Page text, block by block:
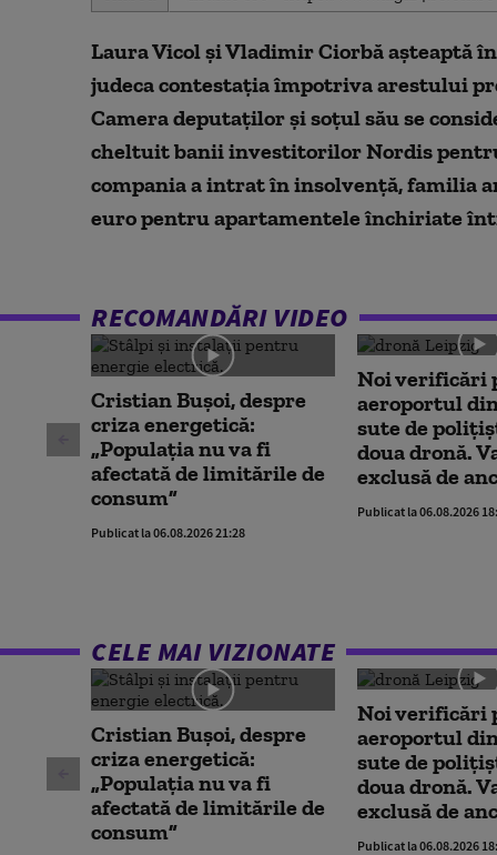
secondsVolume
Laura Vicol și Vladimir Ciorbă așteaptă
judeca contestația împotriva arestului
Camera deputaților și soțul său se
cheltuit banii investitorilor Nordis
compania a intrat în insolvență, familia
euro pentru apartamentele închiriate
RECOMANDĂRI VIDEO
Cristian Bușoi, despre
criza energetică:
„Populația nu va fi
afectată de limitările de
consum”
Publicat la 06.08.2026 21:28
Noi verificări
aeroportul
sute de
doua dronă.
exclusă de
Publicat la 06.08.2026
CELE MAI VIZIONATE
Cristian Bușoi, despre
criza energetică:
„Populația nu va fi
afectată de limitările de
consum”
Noi verificări
aeroportul
sute de
doua dronă.
exclusă de
Publicat la 06.08.2026